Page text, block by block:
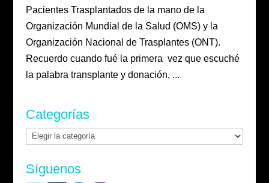
Pacientes Trasplantados de la mano de la
Organización Mundial de la Salud (OMS) y la
Organización Nacional de Trasplantes (ONT).
Recuerdo cuando fué la primera vez que escuché
la palabra transplante y donación, ...
Categorías
Categorías
Síguenos